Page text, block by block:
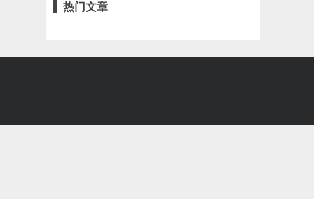
热门文章